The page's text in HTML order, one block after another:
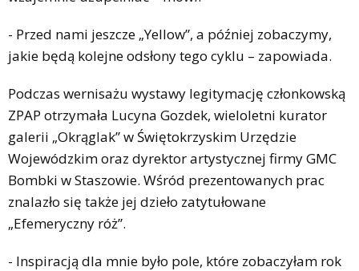
- Przed nami jeszcze „Yellow”, a później zobaczymy,
jakie będą kolejne odsłony tego cyklu – zapowiada.
Podczas wernisażu wystawy legitymację członkowską
ZPAP otrzymała Lucyna Gozdek, wieloletni kurator
galerii „Okrąglak” w Świętokrzyskim Urzędzie
Wojewódzkim oraz dyrektor artystycznej firmy GMC
Bombki w Staszowie. Wśród prezentowanych prac
znalazło się także jej dzieło zatytułowane
„Efemeryczny róż”.
- Inspiracją dla mnie było pole, które zobaczyłam rok